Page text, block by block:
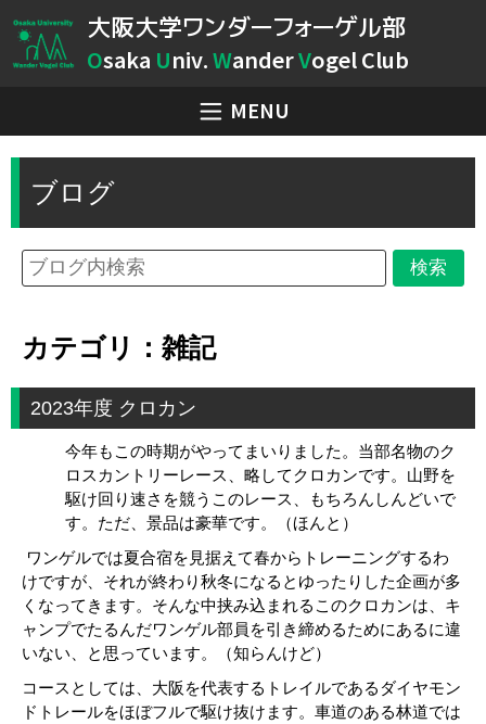
大阪大学ワンダーフォーゲル部
Osaka Univ.WanderVogel Club
MENU
ブログ
カテゴリ：雑記
2023年度 クロカン
今年もこの時期がやってまいりました。当部名物のク
ロスカントリーレース、略してクロカンです。山野を
駆け回り速さを競うこのレース、もちろんしんどいで
す。ただ、景品は豪華です。（ほんと）
ワンゲルでは夏合宿を見据えて春からトレーニングするわ
けですが、それが終わり秋冬になるとゆったりした企画が多
くなってきます。そんな中挟み込まれるこのクロカンは、キ
ャンプでたるんだワンゲル部員を引き締めるためにあるに違
いない、と思っています。（知らんけど）
コースとしては、大阪を代表するトレイルであるダイヤモン
ドトレールをほぼフルで駆け抜けます。車道のある林道では